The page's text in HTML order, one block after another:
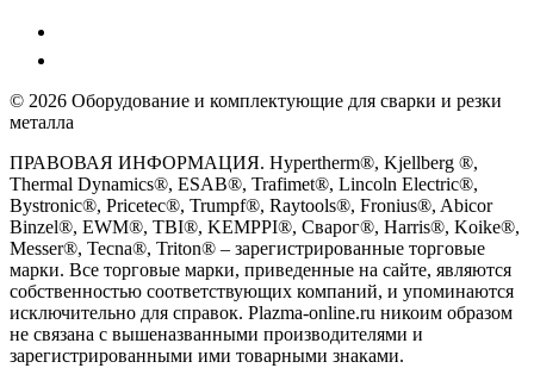
© 2026 Оборудование и комплектующие для сварки и резки
металла
ПРАВОВАЯ ИНФОРМАЦИЯ. Hypertherm®, Kjellberg ®,
Thermal Dynamics®, ESAB®, Trafimet®, Lincoln Electric®,
Bystronic®, Pricetec®, Trumpf®, Raytools®, Fronius®, Abicor
Binzel®, EWM®, TBI®, KEMPPI®, Сварог®, Harris®, Koike®,
Messer®, Tecna®, Triton® – зарегистрированные торговые
марки. Все торговые марки, приведенные на сайте, являются
собственностью соответствующих компаний, и упоминаются
исключительно для справок. Plazma-online.ru никоим образом
не связана с вышеназванными производителями и
зарегистрированными ими товарными знаками.